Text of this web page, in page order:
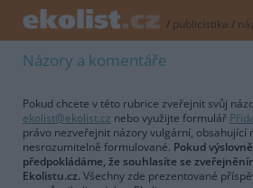
/ publicistika /
Názory a komentáře
Pokud chcete v této rubrice zveřejnit svůj
ekolist@ekolist.cz nebo využijte formulář
právo nezveřejnit názory vulgární, obsahující
nesrozumitelně formulované. Pokud
předpokládáme, že souhlasíte se
Ekolistu.cz. Všechny zde prezentované